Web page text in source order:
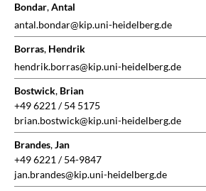
Bondar,Antal
antal.bondar@kip.uni-heidelberg.de
Borras, Hendrik
hendrik.borras@kip.uni-heidelberg.de
Bostwick, Brian
+49 6221 / 54 5175
brian.bostwick@kip.uni-heidelberg.de
Brandes,Jan
+49 6221 / 54-9847
jan.brandes@kip.uni-heidelberg.de